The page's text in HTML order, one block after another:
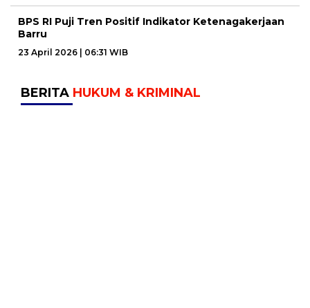
BPS RI Puji Tren Positif Indikator Ketenagakerjaan
Barru
23 April 2026 | 06:31 WIB
BERITA HUKUM & KRIMINAL